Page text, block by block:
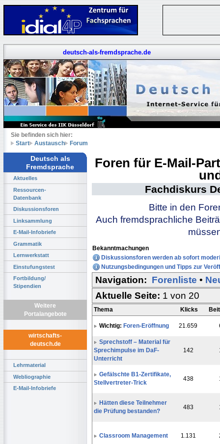
deutsch-als-fremdsprache.de
Sie befinden sich hier:
Start
Austausch Forum
Deutsch als
Fremdsprache
Aktuelles
Ressourcen-
Datenbank
Diskussionsforen
Linksammlung
E-Mail-Infobriefe
Grammatik
Lernwerkstatt
Einstufungstest
Fortbildung/
Stipendien
Weitere
Portalangebote
wirtschafts-
deutsch.de
Lehrmaterial
Webliographie
E-Mail-Infobriefe
Foren für E-Mail-
Fachdiskurs
Bitte in den
Auch fremdsprachliche
Bekanntmachungen
Diskussionsforen werden ab sofort
Nutzungsbedingungen und Tipps zur
Navigation: Forenliste •
Aktuelle Seite: 1 von 20
Thema Klicks
Wichtig: Foren-Eröffnung 21.659
Sprechstoff – Material für
Sprechimpulse im DaF-
Unterricht
142
Gefälschte B1-Zertifikate,
Stellvertreter-Trick
438
Hätten diese Teilnehmer
die Prüfung bestanden?
483
Classroom Management 1.131